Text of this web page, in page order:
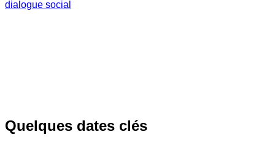
dialogue social
Quelques dates clés